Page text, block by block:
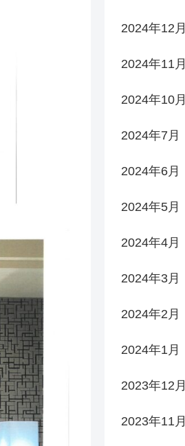
2024年12月
2024年11月
2024年10月
2024年7月
2024年6月
2024年5月
2024年4月
2024年3月
2024年2月
2024年1月
2023年12月
2023年11月